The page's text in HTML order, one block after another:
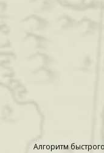
Алгоритм